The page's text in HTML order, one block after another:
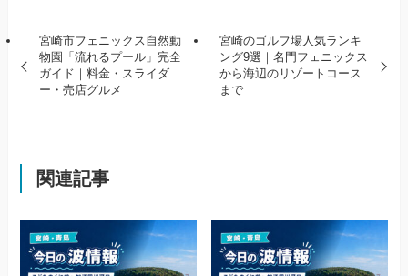
宮崎市フェニックス自然動
物園「流れるプール」完全
ガイド｜料金・スライダ
ー・売店グルメ
宮崎のゴルフ場人気ランキ
ング9選｜名門フェニックス
から海辺のリゾートコース
まで
関連記事